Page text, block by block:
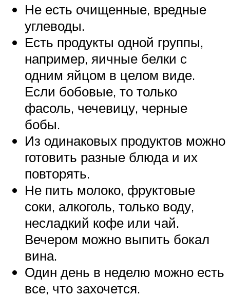
Не есть очищенные, вредные
углеводы.
Есть продукты одной группы,
например, яичные белки с
одним яйцом в целом виде.
Если бобовые, то только
фасоль, чечевицу, черные
бобы.
Из одинаковых продуктов можно
готовить разные блюда и их
повторять.
Не пить молоко, фруктовые
соки, алкоголь, только воду,
несладкий кофе или чай.
Вечером можно выпить бокал
вина.
Один день в неделю можно есть
все, что захочется.